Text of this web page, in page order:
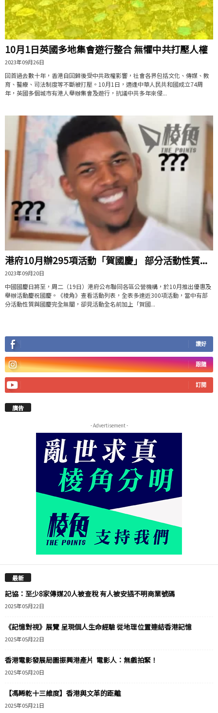
10月1日英國多地集會遊行整合 無懼中共打壓人權
2023年09月26日
回首過去數十年，香港自回歸後受中共政權影響，社會各界包括文化、傳媒、教
育、醫療、司法制度等不斷被打壓。10月1日，適逢中華人民共和國成立74周
年，英國多個城市有港人舉辦集會及遊行，抗議中共多年來侵...
港府10月辦295項活動「賀國慶」 部分活動性質...
2023年09月20日
中國國慶日將至，周二（19日）港府公布聯同各區公營機構，於10月推出優惠及
舉辦活動慶祝國慶。《棱角》查看活動列表，全表多達近300項活動，當中有部
分活動性質與國慶完全無關，卻見活動全名前加上「賀國...
讚好
跟隨
訂閱
廣告
- Advertisement -
最新
記協：至少8家傳媒20人被查稅 有人被安插不明商業號碼
2025年05月22日
《記憶對視》展覽 呈現個人生命經驗 從地理位置連結香港記憶
2025年05月22日
香港電影發展局圖振興港產片 電影人：無戲拍緊！
2025年05月20日
【馮睎乾十三維度】香港與文革的距離
2025年05月21日